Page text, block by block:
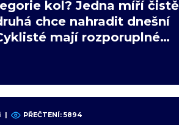
kol? Jedna míří čistě
chce nahradit dnešní
mají rozporuplné
| PŘEČTENÍ: 5894